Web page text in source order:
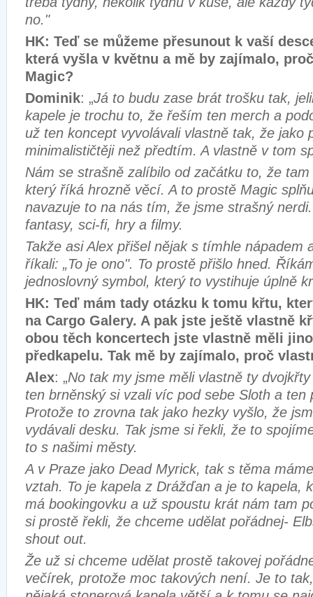
no."
HK: Teď se můžeme přesunout k vaší
která vyšla v květnu a mě by zajímalo,
Magic?
Dominik: „Já to budu zase brát trošku tak,
kapele je trochu to, že řeším ten merch a
už ten koncept vyvolávali vlastně tak, že jako
minimalističtěji než předtím. A vlastně v tom
Nám se strašně zalíbilo od začátku to, že
který říká hrozně věcí. A to prostě Magic
navazuje to na nás tím, že jsme strašný
fantasy, sci-fi, hry a filmy.
Takže asi Alex přišel nějak s tímhle nápadem
říkali: „To je ono". To prostě přišlo hned.
jednoslovný symbol, který to vystihuje úplně
HK: Teď mám tady otázku k tomu křtu,
na Cargo Galery. A pak jste ještě vlastně
obou těch koncertech jste vlastně měli
předkapelu. Tak mě by zajímalo, proč
Alex: „No tak my jsme měli vlastně ty
ten brněnský si vzali víc pod sebe Sloth a ten
Protože to zrovna tak jako hezky vyšlo, že
vydávali desku. Tak jsme si řekli, že to
to s našimi městy.
A v Praze jako Dead Myrick, tak s těma
vztah. To je kapela z Drážďan a je to kapela,
má bookingovku a už spoustu krát nám tam
si prostě řekli, že chceme udělat pořádnej-
shout out.
Že už si chceme udělat prostě takovej
večírek, protože moc takových není. Je to